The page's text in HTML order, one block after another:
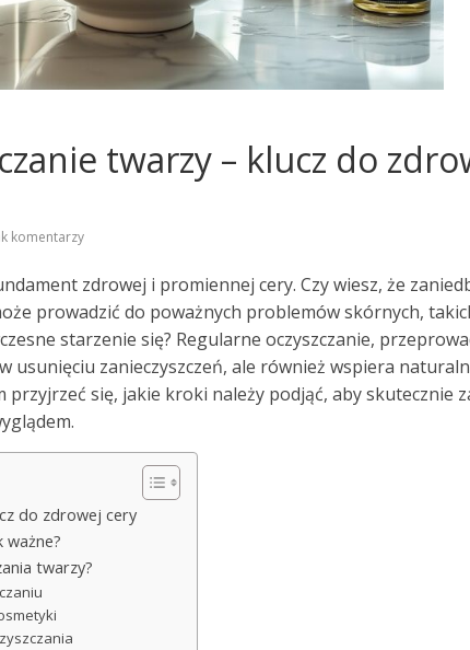
twarzy – klucz do
komentarzy
zdrowej i promiennej cery. Czy wiesz, że
prowadzić do poważnych problemów skórnych,
starzenie się? Regularne oczyszczanie,
usunięciu zanieczyszczeń, ale również wspiera
się, jakie kroki należy podjąć, aby skutecznie
do zdrowej cery
ważne?
twarzy?